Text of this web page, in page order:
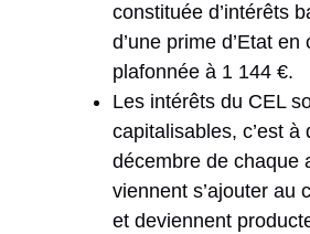
constituée d’intérêts
d’une prime d’Etat en
plafonnée à 1 144 €.
Les intérêts du CEL
capitalisables, c’est à
décembre de chaque
viennent s’ajouter au
et deviennent